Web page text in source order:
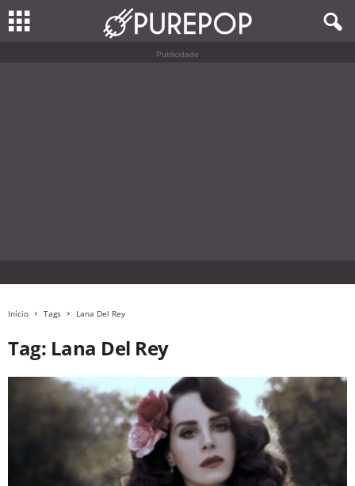
Publicidade
Início Tags Lana Del Rey
Tag: Lana Del Rey